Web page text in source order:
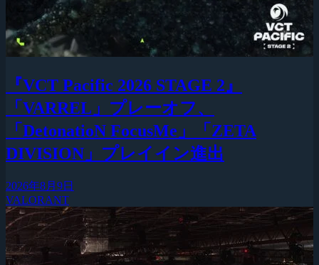
『VCT Pacific 2026 STAGE 2』
「VARREL」プレーオフ、
「DetonatioN FocusMe」「ZETA
DIVISION」プレイイン進出
2026年8月9日
VALORANT